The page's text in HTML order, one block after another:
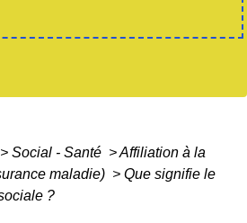
> Social - Santé >Affiliation à la
maladie) > Que signifie le
?